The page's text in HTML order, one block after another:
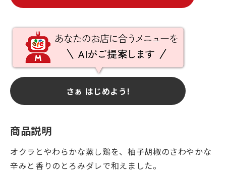
さぁ はじめよう!
商品説明
オクラとやわらかな蒸し鶏を、柚子胡椒のさわやかな
辛みと香りのとろみダレで和えました。